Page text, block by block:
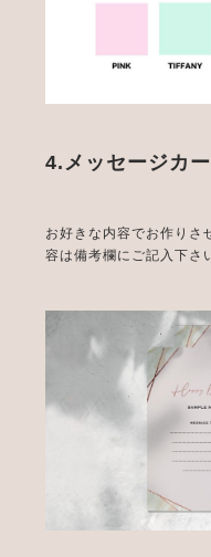
4.メッセージカ
お好きな内容でお作りさ
容は備考欄にご記入下さ